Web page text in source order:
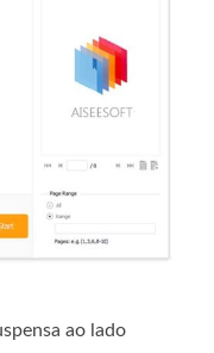
ao lado